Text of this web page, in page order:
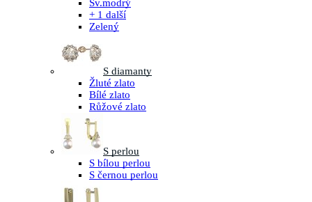
Sv.modrý
+ 1 další
Zelený
S diamanty
Žluté zlato
Bílé zlato
Růžové zlato
S perlou
S bílou perlou
S černou perlou